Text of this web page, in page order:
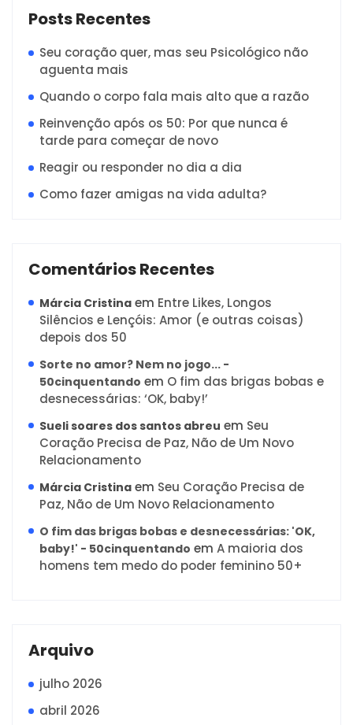
Posts Recentes
Seu coração quer, mas seu Psicológico não
aguenta mais
Quando o corpo fala mais alto que a razão
Reinvenção após os 50: Por que nunca é
tarde para começar de novo
Reagir ou responder no dia a dia
Como fazer amigas na vida adulta?
Comentários Recentes
Márcia Cristina em Entre Likes, Longos
Silêncios e Lençóis: Amor (e outras coisas)
depois dos 50
Sorte no amor? Nem no jogo... -
50cinquentando em O fim das brigas bobas e
desnecessárias: ‘OK, baby!’
Sueli soares dos santos abreu em Seu
Coração Precisa de Paz, Não de Um Novo
Relacionamento
Márcia Cristina em Seu Coração Precisa de
Paz, Não de Um Novo Relacionamento
O fim das brigas bobas e desnecessárias: 'OK,
baby!' - 50cinquentando em A maioria dos
homens tem medo do poder feminino 50+
Arquivo
julho 2026
abril 2026